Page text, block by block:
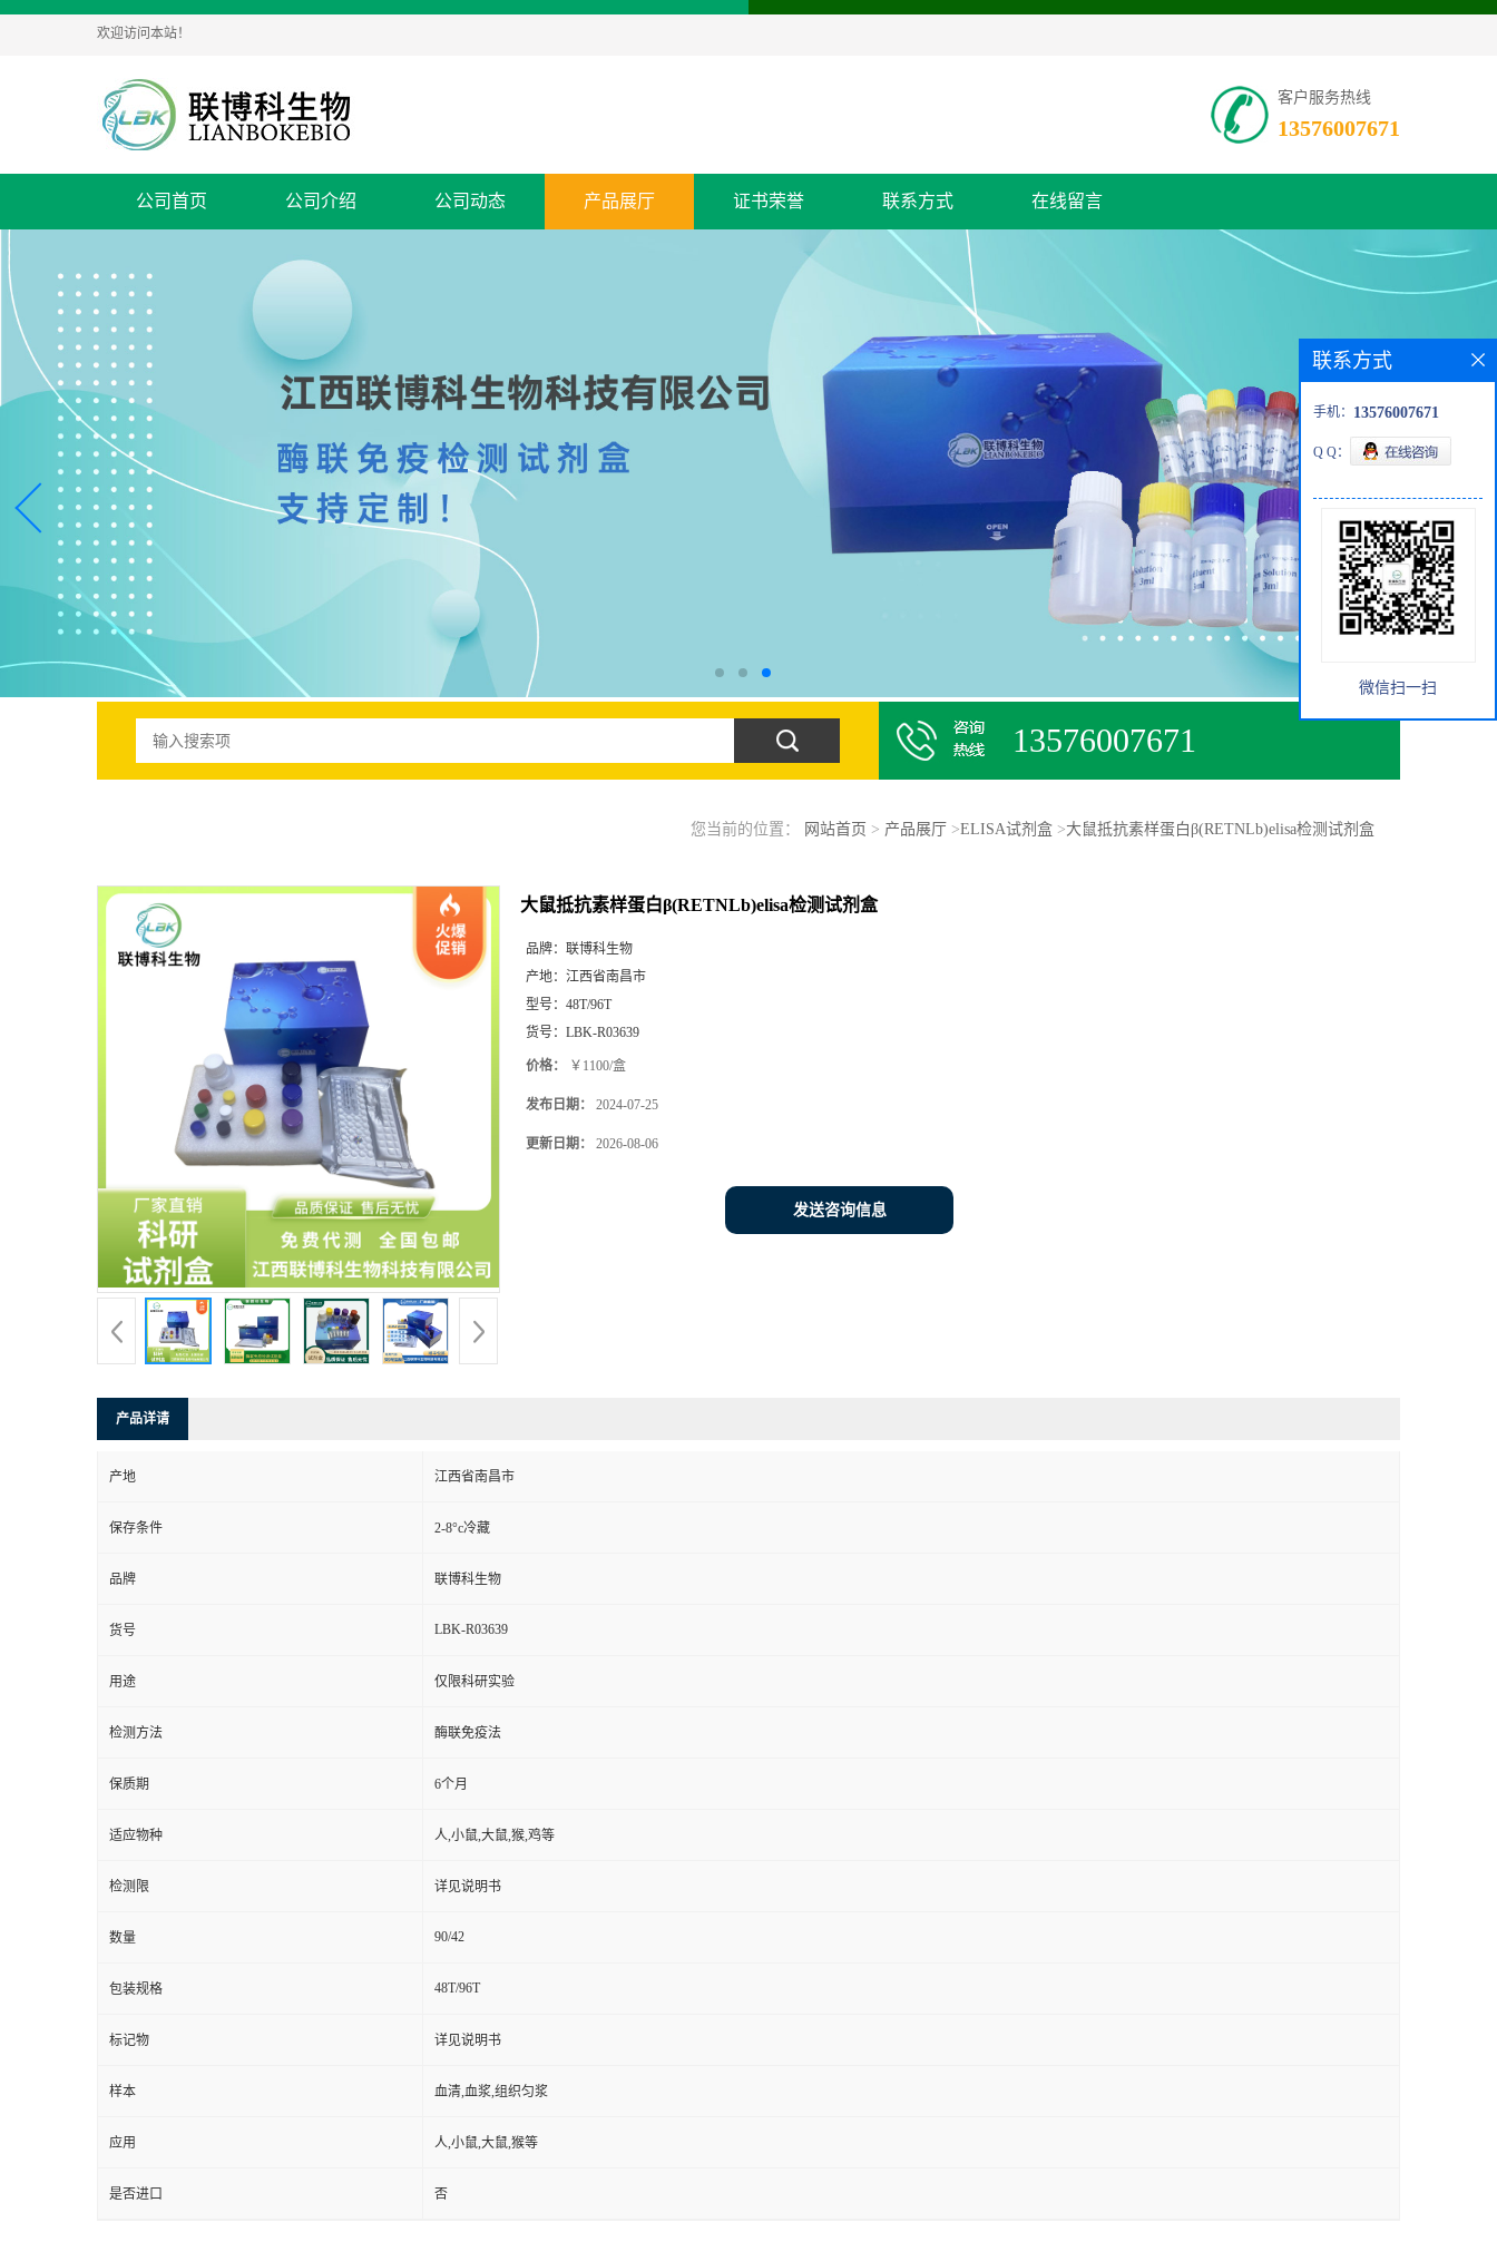
欢迎访问本站！
客户服务热线
13576007671
公司首页 公司介绍 公司动态 产品展厅 证书荣誉 联系方式 在线留言
13576007671
您当前的位置： 网站首页 > 产品展厅 >ELISA试剂盒>大鼠抵抗素样蛋白β(RETNLb)elisa检测试剂盒
大鼠抵抗素样蛋白β(RETNLb)elisa检测试剂盒
品牌： 联博科生物
产地： 江西省南昌市
型号： 48T/96T
货号： LBK-R03639
价格： ￥1100/盒
发布日期： 2024-07-25
更新日期： 2026-08-06
发送咨询信息
产品详请
产地 江西省南昌市
保存条件 2-8°c冷藏
品牌 联博科生物
货号 LBK-R03639
用途 仅限科研实验
检测方法 酶联免疫法
保质期 6个月
适应物种 人,小鼠,大鼠,猴,鸡等
检测限 详见说明书
数量 90/42
包装规格 48T/96T
标记物 详见说明书
样本 血清,血浆,组织匀浆
应用 人,小鼠,大鼠,猴等
是否进口 否
联系方式
手机： 13576007671
Q Q：
微信扫一扫